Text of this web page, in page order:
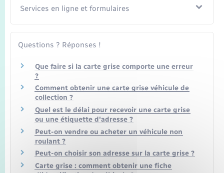
Services en ligne et formulaires
Questions ? Réponses !
Que faire si la carte grise comporte une erreur
?
Comment obtenir une carte grise véhicule de
collection ?
Quel est le délai pour recevoir une carte grise
ou une étiquette d'adresse ?
Peut-on vendre ou acheter un véhicule non
roulant ?
Peut-on choisir son adresse sur la carte grise ?
Carte grise : comment obtenir une fiche